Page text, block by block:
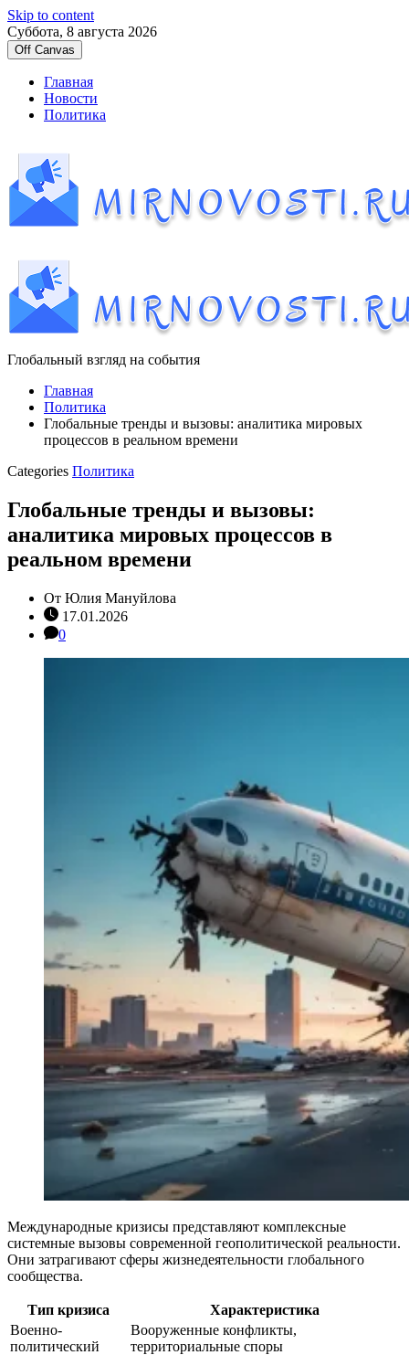
Skip to content
Суббота, 8 августа 2026
Off Canvas
Главная
Новости
Политика
Глобальный взгляд на события
Главная
Политика
Глобальные тренды и вызовы: аналитика мировых
процессов в реальном времени
Categories Политика
Глобальные тренды и вызовы:
аналитика мировых процессов в
реальном времени
От Юлия Мануйлова
17.01.2026
0
Международные кризисы представляют комплексные
системные вызовы современной геополитической реальности.
Они затрагивают сферы жизнедеятельности глобального
сообщества.
Тип кризиса
Характеристика
Военно-
политический
Вооруженные конфликты,
территориальные споры